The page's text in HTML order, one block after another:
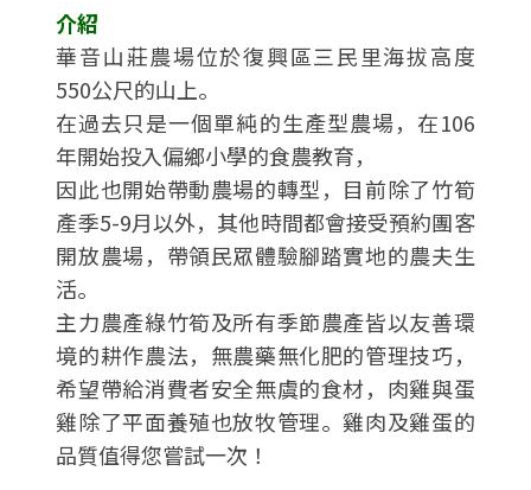
介紹
華音山莊農場位於復興區三民里海拔高度
550公尺的山上。
在過去只是一個單純的生產型農場，在106
年開始投入偏鄉小學的食農教育，
因此也開始帶動農場的轉型，目前除了竹筍
產季5-9月以外，其他時間都會接受預約團客
開放農場，帶領民眾體驗腳踏實地的農夫生
活。
主力農產綠竹筍及所有季節農產皆以友善環
境的耕作農法，無農藥無化肥的管理技巧，
希望帶給消費者安全無虞的食材，肉雞與蛋
雞除了平面養殖也放牧管理。雞肉及雞蛋的
品質值得您嘗試一次！